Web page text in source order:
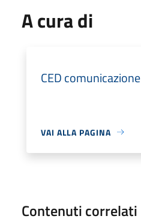
A cura di
CED comunicazione
VAI ALLA PAGINA
Contenuti correlati